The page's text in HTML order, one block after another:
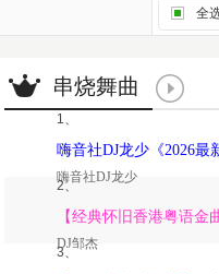
全
串烧舞曲
1、
嗨音社DJ龙少
2、
DJ邹杰
3、